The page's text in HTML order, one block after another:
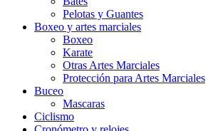
Pelotas y Guantes
Boxeo y artes marciales
Boxeo
Karate
Otras Artes Marciales
Protección para Artes Marciales
Buceo
Mascaras
Ciclismo